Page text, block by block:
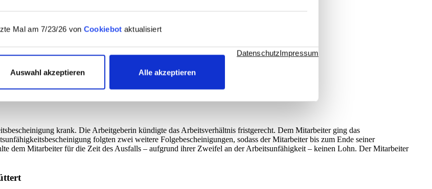
Mal am 7/23/26 von Cookiebot aktualisiert
Auswahl akzeptieren Alle akzeptieren
DatenschutzImpressum
einer Kündigung
im Falle einer Kündigung
krank. Die Arbeitgeberin kündigte das Arbeitsverhältnis fristgerecht. Dem Mitarbeiter ging das
folgten zwei weitere Folgebescheinigungen, sodass der Mitarbeiter bis zum Ende seiner
dem Mitarbeiter für die Zeit des Ausfalls – aufgrund ihrer Zweifel an der Arbeitsunfähigkeit – keinen Lohn. Der Mitarbeiter